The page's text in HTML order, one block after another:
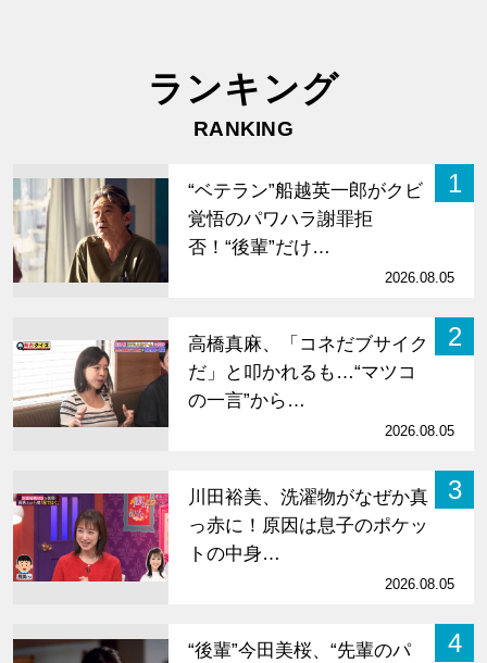
ランキング
RANKING
1
“ベテラン”船越英一郎がクビ
覚悟のパワハラ謝罪拒
否！“後輩”だけ…
2026.08.05
2
高橋真麻、「コネだブサイク
だ」と叩かれるも…“マツコ
の一言”から…
2026.08.05
3
川田裕美、洗濯物がなぜか真
っ赤に！原因は息子のポケッ
トの中身…
2026.08.05
4
“後輩”今田美桜、“先輩のパ